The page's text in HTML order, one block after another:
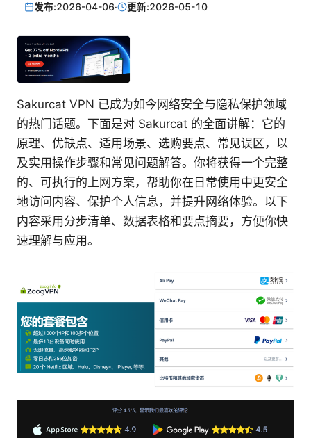
发布:2026-04-06· 更新:2026-05-10
Sakurcat VPN 已成为如今网络安全与隐私保护领域
的热门话题。下面是对 Sakurcat 的全面讲解：它的
原理、优缺点、适用场景、选购要点、常见误区，以
及实用操作步骤和常见问题解答。你将获得一个完整
的、可执行的上网方案，帮助你在日常使用中更安全
地访问内容、保护个人信息，并提升网络体验。以下
内容采用分步清单、数据表格和要点摘要，方便你快
速理解与应用。